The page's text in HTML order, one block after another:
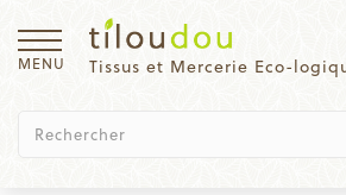
Tissus et Mercerie Eco-
MENU